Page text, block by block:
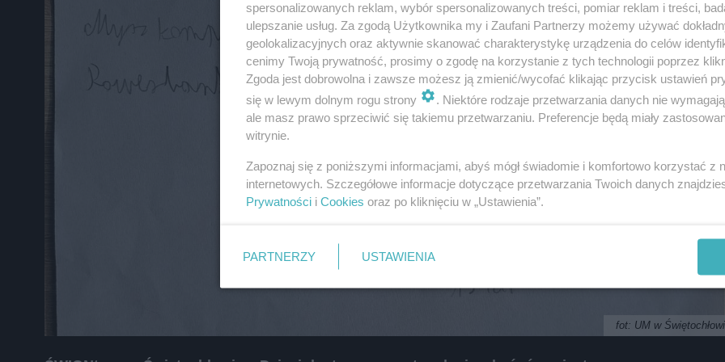
fot: UM w
zapoznać się z:
polityką prywatności regulamin korzystania z portali
Tarnowskie Góry
Ruda Śląska
Świętochłowice
Tychy
Bytom
Katowice
Zabrze
Zagłębie
spersonalizowanych reklam, wybór spersonalizowanych treści, pomiar reklam i treści,
ulepszanie usług. Za zgodą Użytkownika my i Zaufani Partnerzy możemy używać
geolokalizacyjnych oraz aktywnie skanować charakterystykę urządzenia do celów
cenimy Twoją prywatność, prosimy o zgodę na korzystanie z tych technologii poprzez
Zgoda jest dobrowolna i zawsze możesz ją zmienić/wycofać klikając przycisk ustawień
się w lewym dolnym rogu strony
. Niektóre rodzaje przetwarzania danych nie
ale masz prawo sprzeciwić się takiemu przetwarzaniu. Preferencje będą miały
witrynie.
Zapoznaj się z poniższymi informacjami, abyś mógł świadomie i komfortowo korzystać z
internetowych. Szczegółowe informacje dotyczące przetwarzania Twoich danych
Prywatności i Cookies oraz po kliknięciu w „Ustawienia”.
PARTNERZY USTAWIENIA